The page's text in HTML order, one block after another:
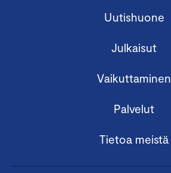
Uutishuone
Julkaisut
Vaikuttaminen
Palvelut
Tietoa meistä